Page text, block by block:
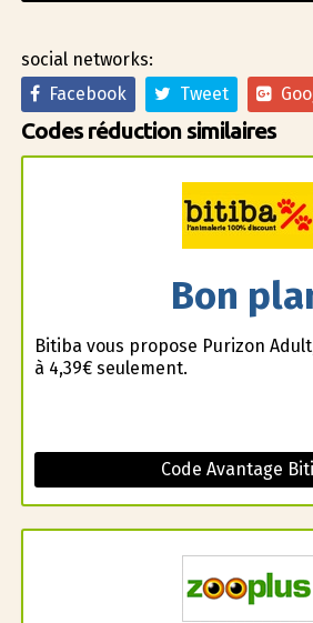
social networks:
Facebook
Tweet
Codes réduction similaires
Bon
Bitiba vous propose Purizon
à 4,39€ seulement.
Code Avantage